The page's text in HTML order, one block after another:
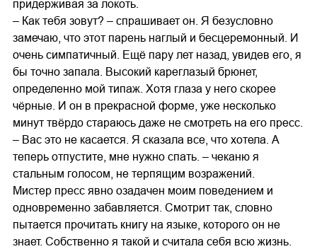
придерживая за локоть.
– Как тебя зовут? – спрашивает он. Я безусловно
замечаю, что этот парень наглый и бесцеремонный. И
очень симпатичный. Ещё пару лет назад, увидев его, я
бы точно запала. Высокий кареглазый брюнет,
определенно мой типаж. Хотя глаза у него скорее
чёрные. И он в прекрасной форме, уже несколько
минут твёрдо стараюсь даже не смотреть на его пресс.
– Вас это не касается. Я сказала все, что хотела. А
теперь отпустите, мне нужно спать. – чеканю я
стальным голосом, не терпящим возражений.
Мистер пресс явно озадачен моим поведением и
одновременно забавляется. Смотрит так, словно
пытается прочитать книгу на языке, которого он не
знает. Собственно я такой и считала себя всю жизнь.